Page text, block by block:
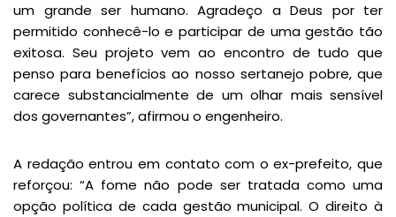
um grande ser humano. Agradeço a Deus por ter
permitido conhecê-lo e participar de uma gestão tão
exitosa. Seu projeto vem ao encontro de tudo que
penso para benefícios ao nosso sertanejo pobre, que
carece substancialmente de um olhar mais sensível
dos governantes”, afirmou o engenheiro.
A redação entrou em contato com o ex-prefeito, que
reforçou: “A fome não pode ser tratada como uma
opção política de cada gestão municipal. O direito à